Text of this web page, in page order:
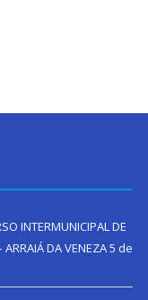
INTERMUNICIPAL DE
DA VENEZA5 de